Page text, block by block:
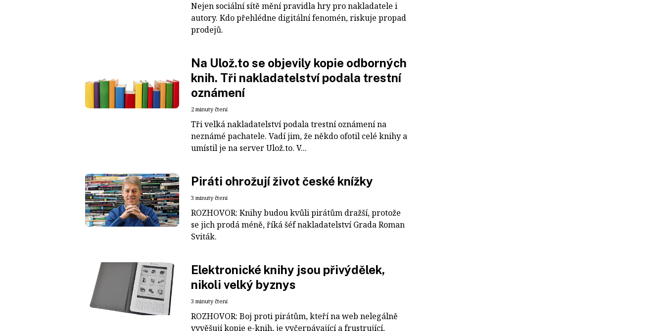
Nejen sociální sítě mění pravidla hry pro nakladatele i
autory. Kdo přehlédne digitální fenomén, riskuje propad
prodejů.
Na Ulož.to se objevily kopie odborných
knih. Tři nakladatelství podala trestní
oznámení
2 minuty čtení
Tři velká nakladatelství podala trestní oznámení na
neznámé pachatele. Vadí jim, že někdo ofotil celé knihy a
umístil je na server Ulož.to. V...
Piráti ohrožují život české knížky
3 minuty čtení
ROZHOVOR: Knihy budou kvůli pirátům dražší, protože
se jich prodá méně, říká šéf nakladatelství Grada Roman
Sviták.
Elektronické knihy jsou přivýdělek,
nikoli velký byznys
3 minuty čtení
ROZHOVOR: Boj proti pirátům, kteří na web nelegálně
vyvěšují kopie e-knih, je vyčerpávající a frustrující,